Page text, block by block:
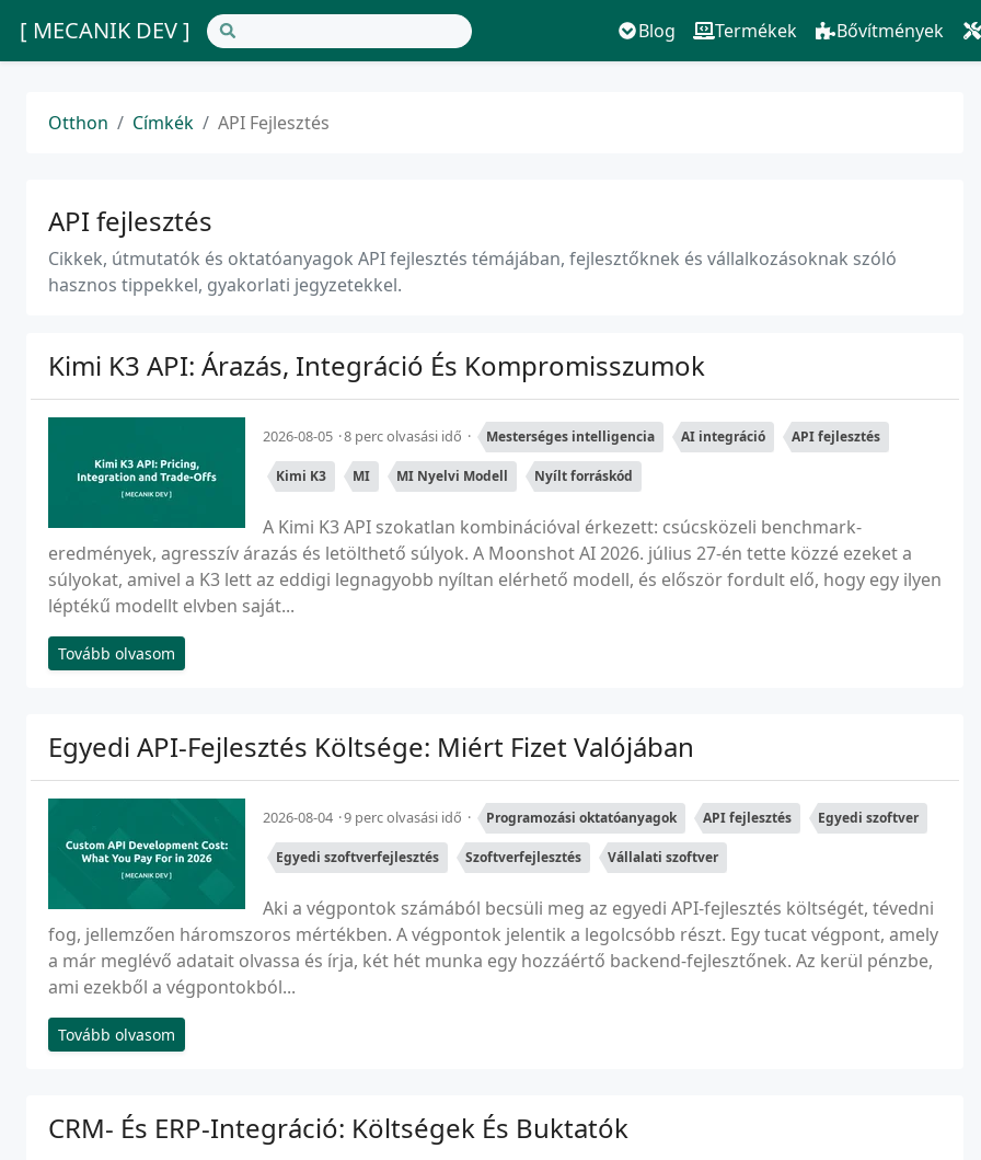
[ MECANIK DEV ] Blog Termékek Bővítmények
Otthon Címkék API Fejlesztés
API fejlesztés
Cikkek, útmutatók és oktatóanyagok API fejlesztés témájában, fejlesztőknek és vállalkozásoknak szóló
hasznos tippekkel, gyakorlati jegyzetekkel.
Kimi K3 API: Árazás, Integráció És Kompromisszumok
2026-08-05 8 perc olvasási idő Mesterséges intelligencia AI integráció API fejlesztés
Kimi K3 MI MI Nyelvi Modell Nyílt forráskód
A Kimi K3 API szokatlan kombinációval érkezett: csúcsközeli benchmark-
eredmények, agresszív árazás és letölthető súlyok. A Moonshot AI 2026. július 27-én tette közzé ezeket a
súlyokat, amivel a K3 lett az eddigi legnagyobb nyíltan elérhető modell, és először fordult elő, hogy egy ilyen
léptékű modellt elvben saját...
Tovább olvasom
Egyedi API-Fejlesztés Költsége: Miért Fizet Valójában
2026-08-04 9 perc olvasási idő Programozási oktatóanyagok API fejlesztés Egyedi szoftver
Egyedi szoftverfejlesztés Szoftverfejlesztés Vállalati szoftver
Aki a végpontok számából becsüli meg az egyedi API-fejlesztés költségét, tévedni
fog, jellemzően háromszoros mértékben. A végpontok jelentik a legolcsóbb részt. Egy tucat végpont, amely
a már meglévő adatait olvassa és írja, két hét munka egy hozzáértő backend-fejlesztőnek. Az kerül pénzbe,
ami ezekből a végpontokból...
Tovább olvasom
CRM- És ERP-Integráció: Költségek És Buktatók